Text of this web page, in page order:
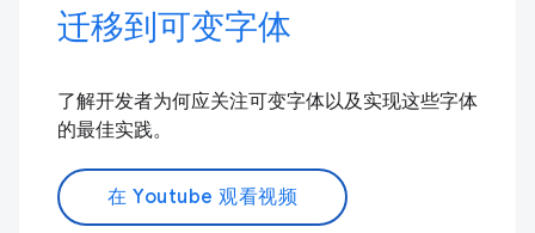
迁移到可变字体
了解开发者为何应关注可变字体以及实现这些字体
的最佳实践。
在 Youtube 观看视频